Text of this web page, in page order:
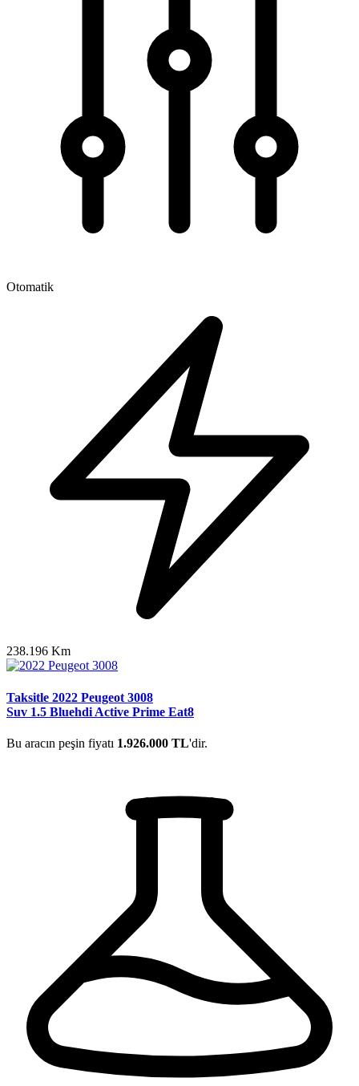
Otomatik
238.196 Km
Taksitle 2022 Peugeot 3008
Suv 1.5 Bluehdi Active Prime Eat8
Bu aracın peşin fiyatı 1.926.000 TL'dir.